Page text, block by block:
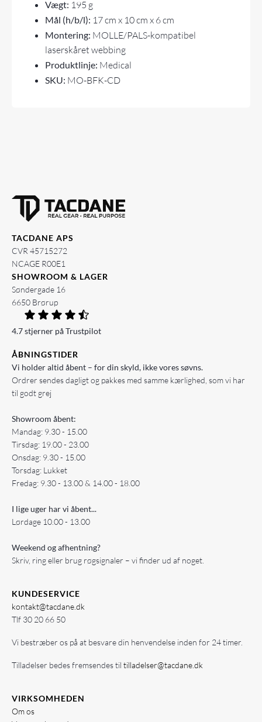
Vægt: 195 g
Mål (h/b/l): 17 cm x 10 cm x 6 cm
Montering: MOLLE/PALS-kompatibel
laserskåret webbing
Produktlinje: Medical
SKU: MO-BFK-CD
TACDANE APS
CVR 45715272
NCAGE R00E1
SHOWROOM & LAGER
Søndergade 16
6650 Brørup
4.7 stjerner på Trustpilot
ÅBNINGSTIDER
Vi holder altid åbent – for din skyld, ikke vores søvns.
Ordrer sendes dagligt og pakkes med samme kærlighed, som vi har
til godt grej
Showroom åbent:
Mandag: 9.30 - 15.00
Tirsdag: 19.00 - 23.00
Onsdag: 9.30 - 15.00
Torsdag: Lukket
Fredag: 9.30 - 13.00 & 14.00 - 18.00
I lige uger har vi åbent...
Lørdage 10.00 - 13.00
Weekend og afhentning?
Skriv, ring eller brug røgsignaler – vi finder ud af noget.
KUNDESERVICE
kontakt@tacdane.dk
Tlf 30 20 66 50
Vi bestræber os på at besvare din henvendelse inden for 24 timer.
Tilladelser bedes fremsendes til tilladelser@tacdane.dk
VIRKSOMHEDEN
Om os